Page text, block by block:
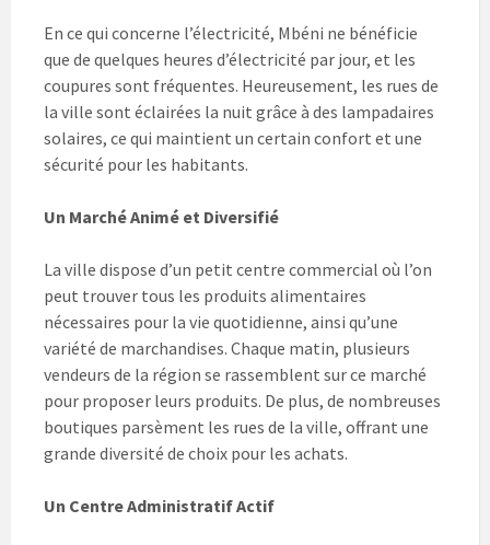
En ce qui concerne l’électricité, Mbéni ne bénéficie
que de quelques heures d’électricité par jour, et les
coupures sont fréquentes. Heureusement, les rues de
la ville sont éclairées la nuit grâce à des lampadaires
solaires, ce qui maintient un certain confort et une
sécurité pour les habitants.
Un Marché Animé et Diversifié
La ville dispose d’un petit centre commercial où l’on
peut trouver tous les produits alimentaires
nécessaires pour la vie quotidienne, ainsi qu’une
variété de marchandises. Chaque matin, plusieurs
vendeurs de la région se rassemblent sur ce marché
pour proposer leurs produits. De plus, de nombreuses
boutiques parsèment les rues de la ville, offrant une
grande diversité de choix pour les achats.
Un Centre Administratif Actif